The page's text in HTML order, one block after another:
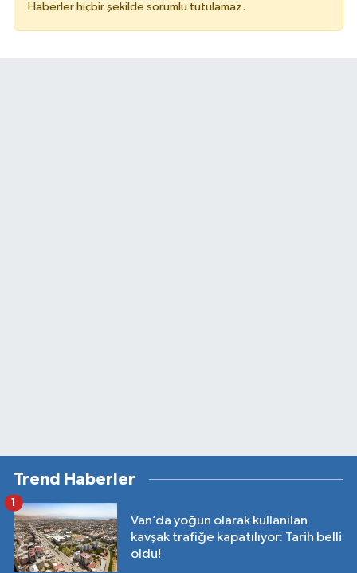
Haberler hiçbir şekilde sorumlu tutulamaz.
Trend Haberler
Van’da yoğun olarak kullanılan
kavşak trafiğe kapatılıyor: Tarih belli
oldu!
1